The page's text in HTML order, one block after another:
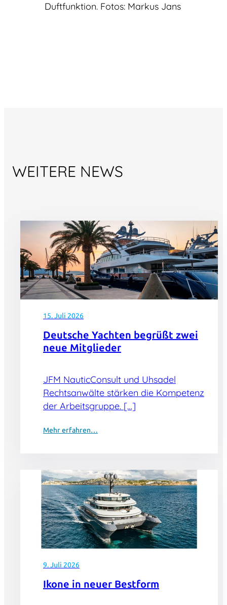
Duftfunktion. Fotos: Markus Jans
WEITERE NEWS
15. Juli 2026
Deutsche Yachten begrüßt zwei
neue Mitglieder
JFM NauticConsult und Uhsadel
Rechtsanwälte stärken die Kompetenz
der Arbeitsgruppe. […]
Mehr erfahren…
9. Juli 2026
Ikone in neuer Bestform